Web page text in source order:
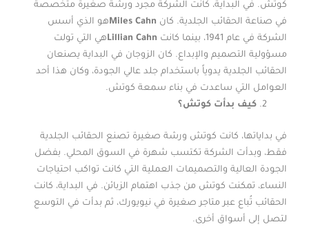
كوتش. في البداية، كانت الشركة مجرد ورشة صغيرة متخصصة
في صناعة الحقائب الجلدية. كان Miles Cahnهو الذي أسس
الشركة في عام 1941، بينما كانت
Lillian Cahnهي التي تولت
مسؤولية التصميم والإبداع. كان الزوجان في البداية يصنعان
الحقائب الجلدية يدوياً باستخدام جلد عالي الجودة، وكان هذا أحد
العوامل التي ساعدت في بناء سمعة كوتش.
كيف بدأت كوتش؟
في بداياتها، كانت كوتش ورشة صغيرة تصنع الحقائب الجلدية
فقط، وبدأت الشركة تكتسب شهرة في السوق المحلي. بفضل
الجودة العالية والتصميمات العملية التي كانت تواكب احتياجات
النساء، تمكنت كوتش من جذب اهتمام الزبائن. في البداية، كانت
الحقائب تُباع عبر متاجر صغيرة في نيويورك، ثم بدأت في التوسع
لتصل إلى أسواق أخرى.